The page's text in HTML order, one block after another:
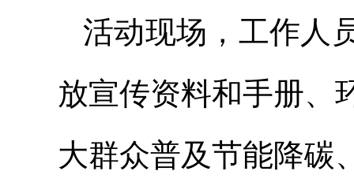
活动现场，工作人
放宣传资料和手册、
大群众普及节能降碳